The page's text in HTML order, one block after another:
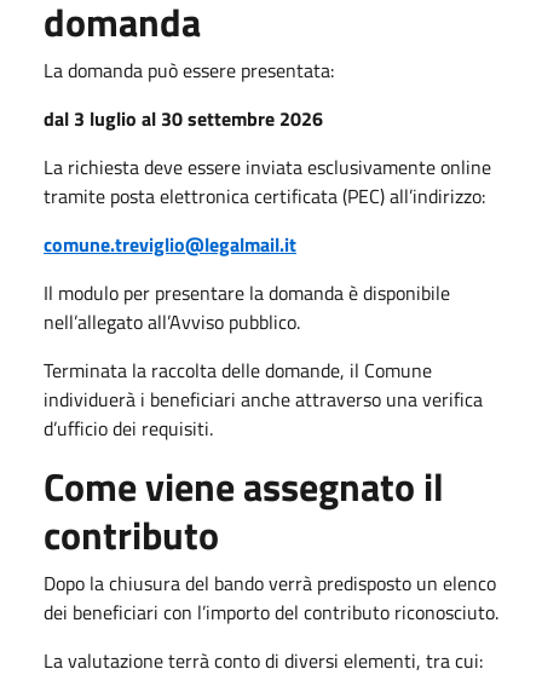
domanda
La domanda può essere presentata:
dal 3 luglio al 30 settembre 2026
La richiesta deve essere inviata esclusivamente online
tramite posta elettronica certificata (PEC) all’indirizzo:
comune.treviglio@legalmail.it
Il modulo per presentare la domanda è disponibile
nell’allegato all’Avviso pubblico.
Terminata la raccolta delle domande, il Comune
individuerà i beneficiari anche attraverso una verifica
d’ufficio dei requisiti.
Come viene assegnato il
contributo
Dopo la chiusura del bando verrà predisposto un elenco
dei beneficiari con l’importo del contributo riconosciuto.
La valutazione terrà conto di diversi elementi, tra cui: